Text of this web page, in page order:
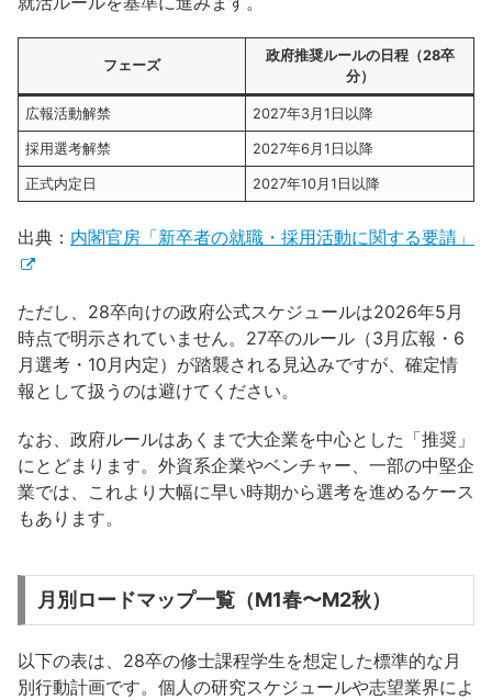
フェーズ
政府推奨ルールの日程（28卒
分）
広報活動解禁 2027年3月1日以降
採用選考解禁 2027年6月1日以降
正式内定日 2027年10月1日以降
出典： 内閣官房「新卒者の就職・採用活動に関する要請」
ただし、28卒向けの政府公式スケジュールは2026年5月
時点で明示されていません。27卒のルール（3月広報・6
月選考・10月内定）が踏襲される見込みですが、確定情
報として扱うのは避けてください。
なお、政府ルールはあくまで大企業を中心とした「推奨」
にとどまります。外資系企業やベンチャー、一部の中堅企
業では、これより大幅に早い時期から選考を進めるケース
もあります。
月別ロードマップ一覧（M1春〜M2秋）
以下の表は、28卒の修士課程学生を想定した標準的な月
別行動計画です。個人の研究スケジュールや志望業界によ